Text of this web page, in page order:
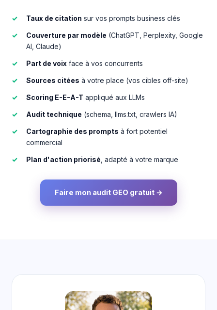
Taux de citation sur vos prompts business clés
Couverture par modèle (ChatGPT, Perplexity, Google
AI, Claude)
Part de voix face à vos concurrents
Sources citées à votre place (vos cibles off-site)
Scoring E-E-A-T appliqué aux LLMs
Audit technique (schema, llms.txt, crawlers IA)
Cartographie des prompts à fort potentiel
commercial
Plan d'action priorisé , adapté à votre marque
Faire mon audit GEO gratuit →